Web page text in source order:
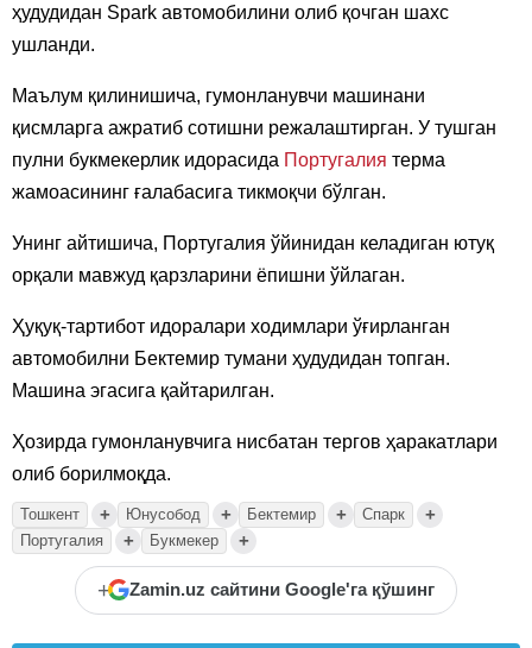
ҳудудидан Spark автомобилини олиб қочган шахс
ушланди.
Маълум қилинишича, гумонланувчи машинани
қисмларга ажратиб сотишни режалаштирган. У тушган
пулни букмекерлик идорасида Португалия терма
жамоасининг ғалабасига тикмоқчи бўлган.
Унинг айтишича, Португалия ўйинидан келадиган ютуқ
орқали мавжуд қарзларини ёпишни ўйлаган.
Ҳуқуқ-тартибот идоралари ходимлари ўғирланган
автомобилни Бектемир тумани ҳудудидан топган.
Машина эгасига қайтарилган.
Ҳозирда гумонланувчига нисбатан тергов ҳаракатлари
олиб борилмоқда.
Тошкент + Юнусобод + Бектемир + Спарк +
Португалия + Букмекер +
+ Zamin.uz сайтини Google'га қўшинг